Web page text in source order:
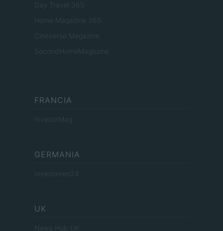
Day Travel 365
Home Magazine 365
Cineverse Magazine
SecondHomeMagazine
FRANCIA
InvestirMag
GERMANIA
Investieren24
UK
News Hub UK